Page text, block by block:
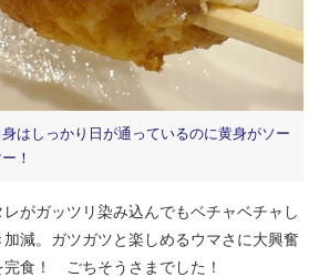
はしっかり日が通っているのに黄身がソー
！
がガッツリ染み込んでもベチャベチャし
減。ガツガツと楽しめるウマさに大興奮
完食！ ごちそうさまでした！